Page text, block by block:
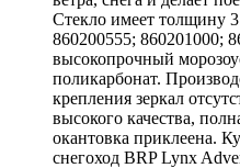
Стекло имеет толщину
860200555; 860201000;
высокопрочный
поликарбонат.
крепления зеркал
высокого качества,
окантовка приклеена.
снегоход BRP Lynx